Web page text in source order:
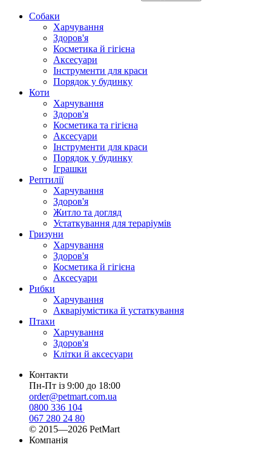
Собаки
Харчування
Здоров'я
Косметика й гігієна
Аксесуари
Інструменти для краси
Порядок у будинку
Коти
Харчування
Здоров'я
Косметика та гігієна
Аксесуари
Інструменти для краси
Порядок у будинку
Іграшки
Рептилії
Харчування
Здоров'я
Житло та догляд
Устаткування для тераріумів
Гризуни
Харчування
Здоров'я
Косметика й гігієна
Аксесуари
Рибки
Харчування
Акваріумістика й устаткування
Птахи
Харчування
Здоров'я
Клітки й аксесуари
Контакти
Пн-Пт із 9:00 до 18:00
order@petmart.com.ua
0800 336 104
067 280 24 80
© 2015—2026 PetMart
Компанія